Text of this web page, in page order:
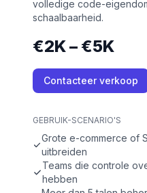
volledige code-
schaalbaarheid.
€2K – €5K
Contacteer verkoop
GEBRUIK-SCENARIO'S
Grote e-commerce of
uitbreiden
Teams die controle
hebben